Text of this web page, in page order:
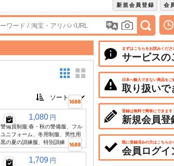
会
新規会員登録
1,080 円
警備員制服:春・秋の警備服、フル
ユニフォーム、冬用制服、男性用
黒の夏の訓練服、特別訓練
1,709 円
まずはこちらをお読みくださ
サービスの
日本へ輸入できない商品をご
取り扱いで
登録は無料で簡単にできます
新規会員登
既に登録済みの方はこちらか
会員ログイ